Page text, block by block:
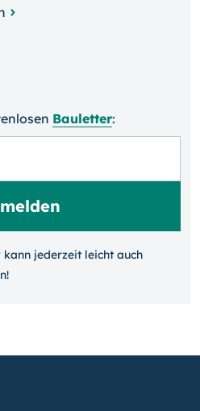
Bauletter:
jeder­zeit leicht auch